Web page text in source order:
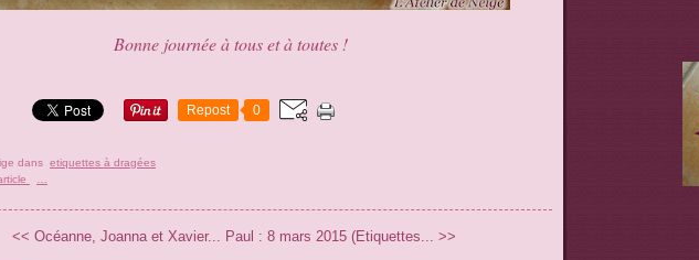
Bonne journée à tous et à toutes !
Repost 0
dans etiquettes à dragées
<< Océanne, Joanna et Xavier... Paul : 8 mars 2015 (Etiquettes... >>